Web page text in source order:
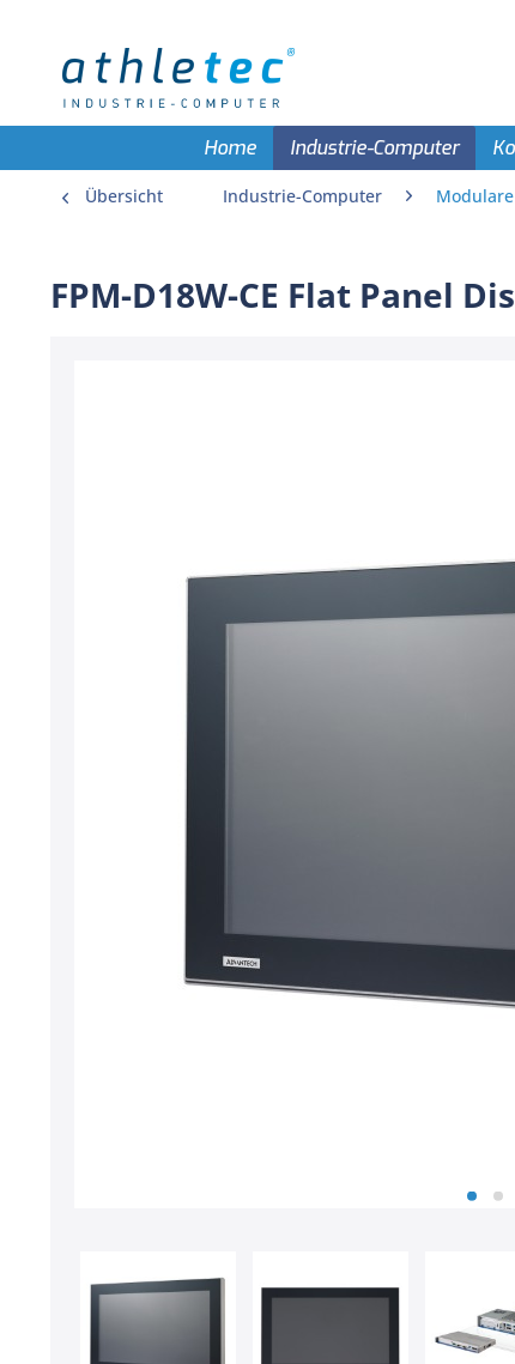
Home Industrie-Computer
Übersicht Industrie-Computer
FPM-D18W-CE Flat Panel